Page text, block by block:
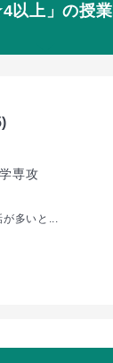
以上」の授業
専攻
が多いと...